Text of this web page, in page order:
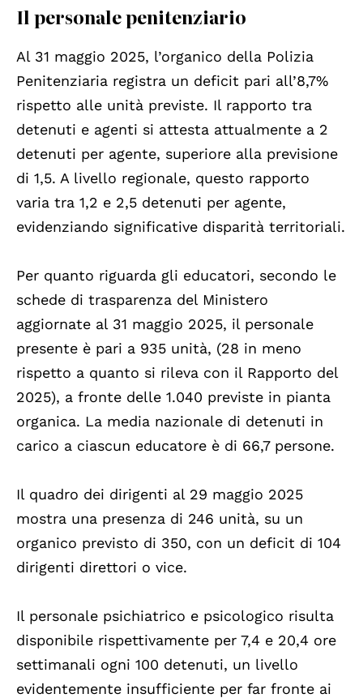
Il personale penitenziario
Al 31 maggio 2025, l’organico della Polizia
Penitenziaria registra un deficit pari all’8,7%
rispetto alle unità previste. Il rapporto tra
detenuti e agenti si attesta attualmente a 2
detenuti per agente, superiore alla previsione
di 1,5. A livello regionale, questo rapporto
varia tra 1,2 e 2,5 detenuti per agente,
evidenziando significative disparità territoriali.
Per quanto riguarda gli educatori, secondo le
schede di trasparenza del Ministero
aggiornate al 31 maggio 2025, il personale
presente è pari a 935 unità, (28 in meno
rispetto a quanto si rileva con il Rapporto del
2025), a fronte delle 1.040 previste in pianta
organica. La media nazionale di detenuti in
carico a ciascun educatore è di 66,7 persone.
Il quadro dei dirigenti al 29 maggio 2025
mostra una presenza di 246 unità, su un
organico previsto di 350, con un deficit di 104
dirigenti direttori o vice.
Il personale psichiatrico e psicologico risulta
disponibile rispettivamente per 7,4 e 20,4 ore
settimanali ogni 100 detenuti, un livello
evidentemente insufficiente per far fronte ai